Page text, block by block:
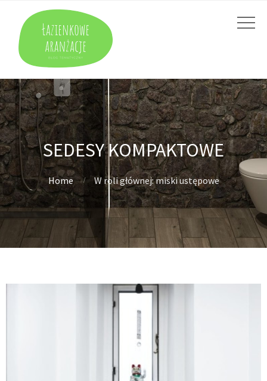
SEDESY KOMPAKTOWE
Home W roli głównej: miski ustępowe